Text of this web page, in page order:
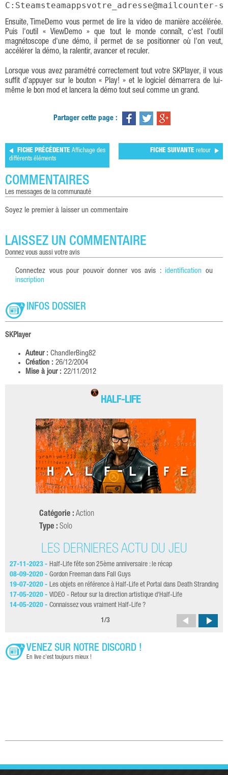
Ensuite, TimeDemo vous permet de lire la video de manière accélérée.
Puis l'outil « ViewDemo » que tout le monde connaît, c'est l'outil
magnétoscope d'une démo, il permet de se positionner où l'on veut,
accélérer la démo, la ralentir, avancer et reculer.
Lorsque vous avez paramétré correctement tout votre SKPlayer, il vous
suffit d'appuyer sur le bouton « Play! » et le logiciel démarrera de lui-
même le bon mod et lancera la démo tout seul comme un grand.
Partager cette page :
FICHE PRÉCÉDENTE Affichage des
différents éléments
FICHE SUIVANTE retour
COMMENTAIRES
les messages de la communauté
Soyez le premier à laisser un commentaire
LAISSEZ UN COMMENTAIRE
donnez vous aussi votre avis
Connectez vous pour pouvoir donner vos avis : identification ou
inscription
INFOS DOSSIER
SKPlayer
Auteur : ChandlerBing82
Création : 26/12/2004
Mise à jour : 22/11/2012
HALF-LIFE
Catégorie : Action
Type : Solo
LES DERNIÈRES ACTU DU JEU
27-11-2023 - Half-Life fête son 25ème anniversaire : le récap
08-09-2020 - Gordon Freeman dans Fall Guys
19-07-2020 - Les objets en référence à Half-Life et Portal dans Death Stranding
17-05-2020 - VIDEO - Retour sur la direction artistique d'Half-Life
14-05-2020 - Connaissez vous vraiment Half-Life ?
1 /3
VENEZ SUR NOTRE DISCORD !
En live c'est toujours mieux !